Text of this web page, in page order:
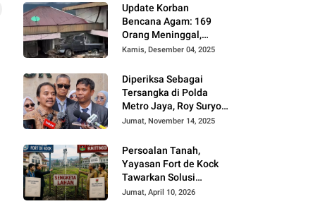
Update Korban
Bencana Agam: 169
Orang Meninggal,
Belum Ditemukan 86
Kamis, Desember 04, 2025
Diperiksa Sebagai
Tersangka di Polda
Metro Jaya, Roy Suryo
Cs Tidak Ditahan
Jumat, November 14, 2025
Persoalan Tanah,
Yayasan Fort de Kock
Tawarkan Solusi
Alternatif Kepada
Jumat, April 10, 2026